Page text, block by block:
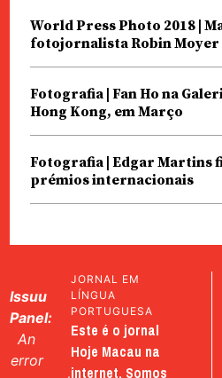
World Press Photo 2018 |
fotojornalista Robin Moyer
Fotografia | Fan Ho na
Hong Kong, em Março
Fotografia | Edgar Martins
prémios internacionais
Issuu
Panel:
An
error
JORNAL EM
LÍNGUA
PORTUGUESA
Este é o jornal
Hoje Macau na
internet. Somos